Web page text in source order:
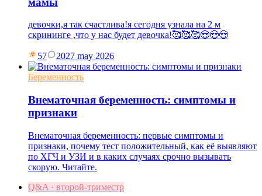
девочки,я так счастлива!я сегодня узнала на 2 м
скрининге ,что у нас будет девочка!🥰🥰🥰😍😍😍
57 2027 may 2026
Беременность
Внематочная беременность: симптомы и
признаки
Внематочная беременность: первые симптомы и
признаки, почему тест положительный, как её выявляют
по ХГЧ и УЗИ и в каких случаях срочно вызывать
скорую. Читайте.
Q&A · второй-триместр